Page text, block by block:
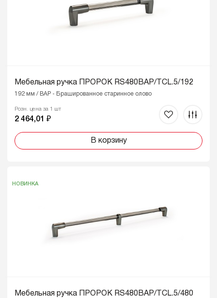
Мебельная ручка ПРОРОК RS480BAP/TCL.5/192
192 мм / BAP - Брашированное старинное олово
Розн. цена за 1 шт
2 464,01 ₽
В корзину
НОВИНКА
Мебельная ручка ПРОРОК RS480BAP/TCL.5/480